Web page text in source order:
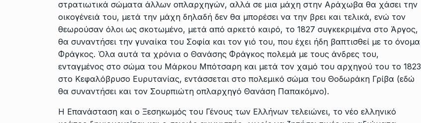
στρατιωτικά σώματα άλλων οπλαρχηγών, αλλά σε μια μάχη στην Αράχωβα θα χάσει την
οικογένειά του, μετά την μάχη δηλαδή δεν θα μπορέσει να την βρει και τελικά, ενώ τον
θεωρούσαν όλοι ως σκοτωμένο, μετά από αρκετό καιρό, το 1827 συγκεκριμένα στο Άργος,
θα συναντήσει την γυναίκα του Σοφία και τον γιό του, που έχει ήδη βαπτισθεί με το όνομα
Φράγκος. Όλα αυτά τα χρόνια ο Θανάσης Φράγκος πολεμά με τους άνδρες του,
ενταγμένος στο σώμα του Μάρκου Μπότσαρη και μετά τον χαμό του αρχηγού του το 1823
στο Κεφαλόβρυσο Ευρυτανίας, εντάσσεται στο πολεμικό σώμα του Θοδωράκη Γρίβα (εδώ
θα συναντήσει και τον Σουρπιώτη οπλαρχηγό Θανάση Παπακόμνο).
Η Επανάσταση και ο Ξεσηκωμός του Γένους των Ελλήνων τελειώνει, το νέο ελληνικό